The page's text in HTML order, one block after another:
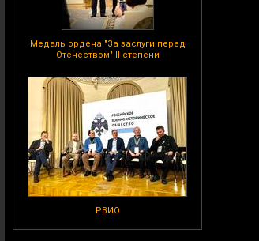
Медаль ордена "За заслуги перед
Отечеством" II степени
РВИО